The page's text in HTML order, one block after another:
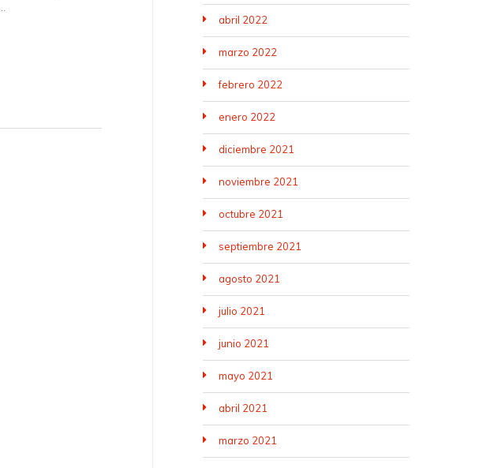
abril 2022
marzo 2022
febrero 2022
enero 2022
diciembre 2021
noviembre 2021
octubre 2021
septiembre 2021
agosto 2021
julio 2021
junio 2021
mayo 2021
abril 2021
marzo 2021